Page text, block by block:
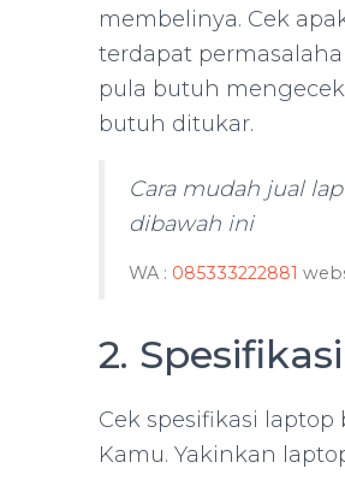
membelinya. Cek
terdapat
pula butuh
butuh ditukar.
Cara mudah jual
dibawah ini
WA : 085333222881
2.
Cek spesifikasi
Kamu. Yakinkan